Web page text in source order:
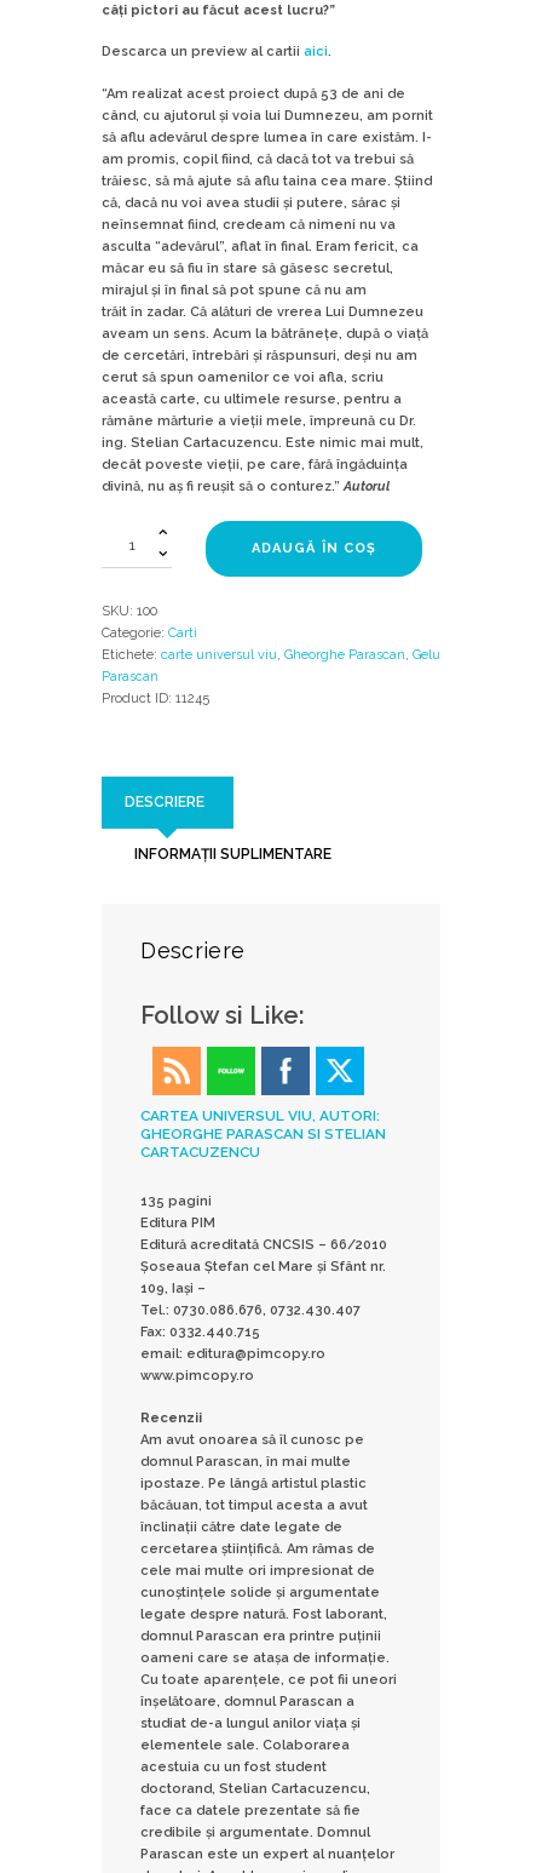
câți pictori au făcut acest lucru?”
Descarca un preview al cartii aici.
“Am realizat acest proiect după 53 de ani de
când, cu ajutorul și voia lui Dumnezeu, am pornit
să aflu adevărul despre lumea în care existăm. I-
am promis, copil fiind, că dacă tot va trebui să
trăiesc, să mă ajute să aflu taina cea mare. Știind
că, dacă nu voi avea studii și putere, sărac și
neînsemnat fiind, credeam că nimeni nu va
asculta “adevărul”, aflat în final. Eram fericit, ca
măcar eu să fiu în stare să găsesc secretul,
mirajul și în final să pot spune că nu am
trăit în zadar. Că alături de vrerea Lui Dumnezeu
aveam un sens. Acum la bătrânețe, după o viață
de cercetări, întrebări și răspunsuri, deși nu am
cerut să spun oamenilor ce voi afla, scriu
această carte, cu ultimele resurse, pentru a
rămâne mărturie a vieții mele, împreună cu Dr.
ing. Stelian Cartacuzencu. Este nimic mai mult,
decât poveste vieții, pe care, fără îngăduința
divină, nu aș fi reușit să o conturez.” Autorul
Cantitate
Universul
I
ADAUGĂ ÎN COȘ
SKU: 100
Categorie: Carti
Etichete: carte universul viu, Gheorghe Parascan, Gelu
Parascan
Product ID: 11245
DESCRIERE
INFORMAȚII SUPLIMENTARE
Descriere
Follow si Like:
CARTEA UNIVERSUL VIU, AUTORI:
GHEORGHE PARASCAN SI STELIAN
CARTACUZENCU
135 pagini
Editura PIM
Editură acreditată CNCSIS – 66/2010
Șoseaua Ştefan cel Mare şi Sfânt nr.
109, Iaşi –
Tel.: 0730.086.676, 0732.430.407
Fax: 0332.440.715
email: editura@pimcopy.ro
www.pimcopy.ro
Recenzii
Am avut onoarea să îl cunosc pe
domnul Parascan, în mai multe
ipostaze. Pe lângă artistul plastic
băcăuan, tot timpul acesta a avut
înclinații către date legate de
cercetarea științifică. Am rămas de
cele mai multe ori impresionat de
cunoștințele solide și argumentate
legate despre natură. Fost laborant,
domnul Parascan era printre puținii
oameni care se atașa de informație.
Cu toate aparențele, ce pot fii uneori
înșelătoare, domnul Parascan a
studiat de-a lungul anilor viața și
elementele sale. Colaborarea
acestuia cu un fost student
doctorand, Stelian Cartacuzencu,
face ca datele prezentate să fie
credibile și argumentate. Domnul
Parascan este un expert al nuanțelor